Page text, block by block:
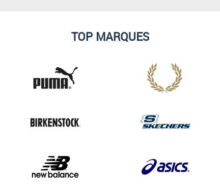
TOP MARQUES